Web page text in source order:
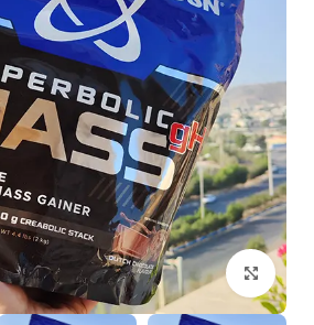
بزرگنمایی تصویر